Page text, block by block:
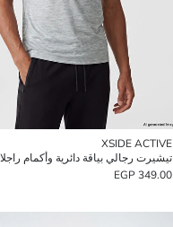
XSIDE ACTIVE
349.00 EGP